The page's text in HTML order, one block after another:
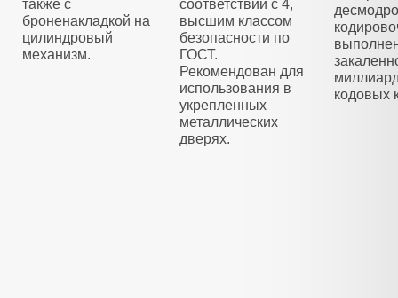
также с
броненакладкой на
цилиндровый
механизм.
соответствии с 4,
высшим классом
безопасности по
ГОСТ.
Рекомендован для
использования в
укрепленных
металлических
дверях.
кодовых